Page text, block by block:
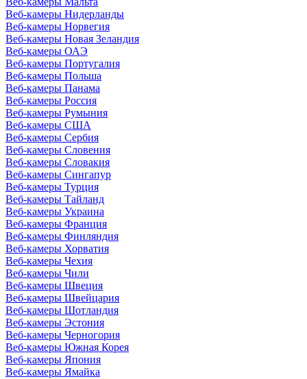
Веб-камеры Нидерланды
Веб-камеры Норвегия
Веб-камеры Новая Зеландия
Веб-камеры ОАЭ
Веб-камеры Португалия
Веб-камеры Польша
Веб-камеры Панама
Веб-камеры Россия
Веб-камеры Румыния
Веб-камеры США
Веб-камеры Сербия
Веб-камеры Словения
Веб-камеры Словакия
Веб-камеры Сингапур
Веб-камеры Турция
Веб-камеры Тайланд
Веб-камеры Украина
Веб-камеры Франция
Веб-камеры Финляндия
Веб-камеры Хорватия
Веб-камеры Чехия
Веб-камеры Чили
Веб-камеры Швеция
Веб-камеры Швейцария
Веб-камеры Шотландия
Веб-камеры Эстония
Веб-камеры Черногория
Веб-камеры Южная Корея
Веб-камеры Япония
Веб-камеры Ямайка